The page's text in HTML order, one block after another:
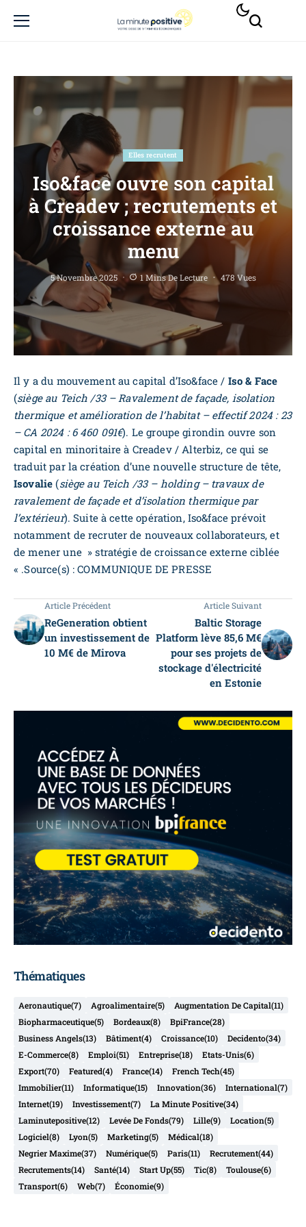
Elles recrutent
Iso&face ouvre son capital
à Creadev ; recrutements et
croissance externe au
menu
5 Novembre 2025 1 Mins De Lecture 478 Vues
Il y a du mouvement au capital d’Iso&face / Iso & Face
(siège au Teich /33 – Ravalement de façade, isolation
thermique et amélioration de l’habitat – effectif 2024 : 23
– CA 2024 : 6 460 091€). Le groupe girondin ouvre son
capital en minoritaire à Creadev / Alterbiz, ce qui se
traduit par la création d’une nouvelle structure de tête,
Isovalie (siège au Teich /33 – holding – travaux de
ravalement de façade et d’isolation thermique par
l’extérieur). Suite à cette opération, Iso&face prévoit
notamment de recruter de nouveaux collaborateurs, et
de mener une » stratégie de croissance externe ciblée
« .Source(s) : COMMUNIQUE DE PRESSE
Article Précédent
ReGeneration obtient
un investissement de
10 M€ de Mirova
Article Suivant
Baltic Storage
Platform lève 85,6 M€
pour ses projets de
stockage d'électricité
en Estonie
Thématiques
Aeronautique(7) Agroalimentaire(5) Augmentation De Capital(11)
Biopharmaceutique(5) Bordeaux(8) BpiFrance(28)
Business Angels(13) Bâtiment(4) Croissance(10) Decidento(34)
E-Commerce(8) Emploi(51) Entreprise(18) Etats-Unis(6)
Export(70) Featured(4) France(14) French Tech(45)
Immobilier(11) Informatique(15) Innovation(36) International(7)
Internet(19) Investissement(7) La Minute Positive(34)
Laminutepositive(12) Levée De Fonds(79) Lille(9) Location(5)
Logiciel(8) Lyon(5) Marketing(5) Médical(18)
Negrier Maxime(37) Numérique(5) Paris(11) Recrutement(44)
Recrutements(14) Santé(14) Start Up(55) Tic(8) Toulouse(6)
Transport(6) Web(7) Économie(9)